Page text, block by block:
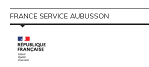
FRANCE SERVICE AUBUSSON